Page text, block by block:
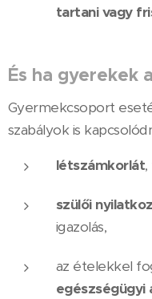
tartani vagy
És ha gyerekek
Gyermekcsoport
szabályok is
létszámkorlát
szülői
igazolás,
az ételekkel
egészségügyi